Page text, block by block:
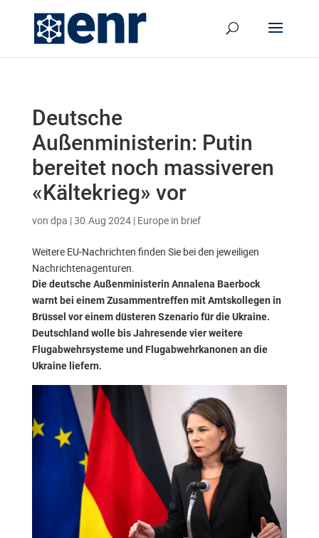
Deutsche
Außenministerin: Putin
bereitet noch massiveren
«Kältekrieg» vor
von dpa |30.Aug 2024| Europe in brief
Weitere EU-Nachrichten finden Sie bei den jeweiligen
Nachrichtenagenturen.
Die deutsche Außenministerin Annalena Baerbock
warnt bei einem Zusammentreffen mit Amtskollegen in
Brüssel vor einem düsteren Szenario für die Ukraine.
Deutschland wolle bis Jahresende vier weitere
Flugabwehrsysteme und Flugabwehrkanonen an die
Ukraine liefern.